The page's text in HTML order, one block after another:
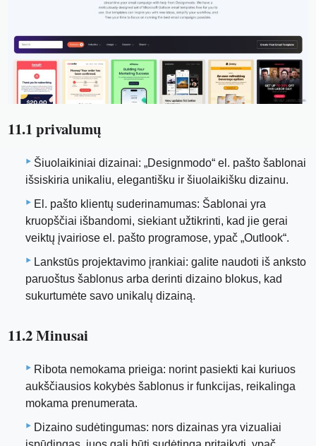
11.1 privalumų
Šiuolaikiniai dizainai: „Designmodo“ el. pašto šablonai
išsiskiria unikaliu, elegantišku ir šiuolaikišku dizainu.
El. pašto klientų suderinamumas: Šablonai yra
kruopščiai išbandomi, siekiant užtikrinti, kad jie gerai
veiktų įvairiose el. pašto programose, ypač „Outlook“.
Lankstūs projektavimo įrankiai: galite naudoti iš anksto
paruoštus šablonus arba derinti dizaino blokus, kad
sukurtumėte savo unikalų dizainą.
11.2 Minusai
Ribota nemokama prieiga: norint pasiekti kai kuriuos
aukščiausios kokybės šablonus ir funkcijas, reikalinga
mokama prenumerata.
Dizaino sudėtingumas: nors dizainas yra vizualiai